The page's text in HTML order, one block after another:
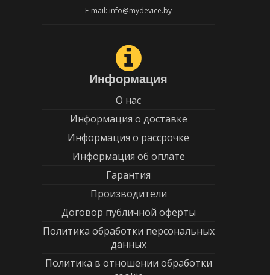
E-mail: info@mydevice.by
Информация
О нас
Информация о доставке
Информация о рассрочке
Информация об оплате
Гарантия
Производители
Договор публичной оферты
Политика обработки персональных
данных
Политика в отношении обработки